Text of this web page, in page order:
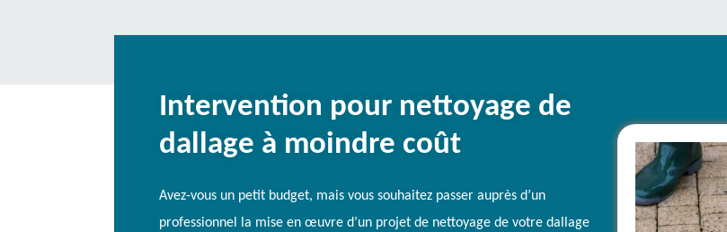
Intervention pour nettoyage de
dallage à moindre coût
Avez-vous un petit budget, mais vous souhaitez passer auprès d’un
professionnel la mise en œuvre d’un projet de nettoyage de votre dallage